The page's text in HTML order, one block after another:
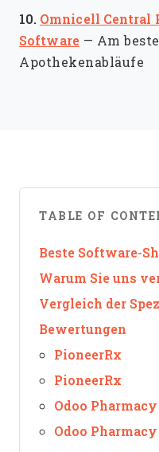
10. Omnicell Central
Software — Am
Apothekenabläufe
TABLE OF
Beste Software-
Warum Sie uns
Vergleich der
Bewertungen
PioneerRx
PioneerRx
Odoo
Odoo